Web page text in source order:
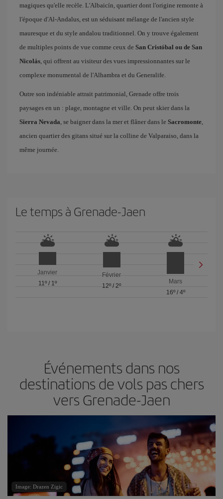
magiques qu'elle recèle. L'Albaicín, quartier dont l'origine remonte à
l'époque d'Al-Andalus, est un séduisant mélange de l'ancien style
mauresque et du style andalou traditionnel. On y trouve également
de multiples points de vue comme ceux de San Cristóbal ou de San
Nicolás, qui offrent au visiteur des vues impressionnantes sur le
complexe monumental de l'Alhambra et du Generalife.
Outre son indéniable attrait patrimonial, Grenade offre trois
paysages en un : plage, montagne et ville. On peut skier dans la
Sierra Nevada, se baigner dans la mer et flâner dans le Sacromonte,
ancien quartier des gitans situé sur la colline de Valparaiso, dans la
même journée.
Le temps à Grenade-Jaen
Janvier
11º/ 1º
Février
12º / 2º
Mars
16º/ 4º
Événements dans nos
destinations de vols pas chers
vers Grenade-Jaen
Image: Drazen Zigic